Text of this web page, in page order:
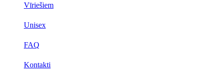
Vīriešiem
Unisex
FAQ
Kontakti